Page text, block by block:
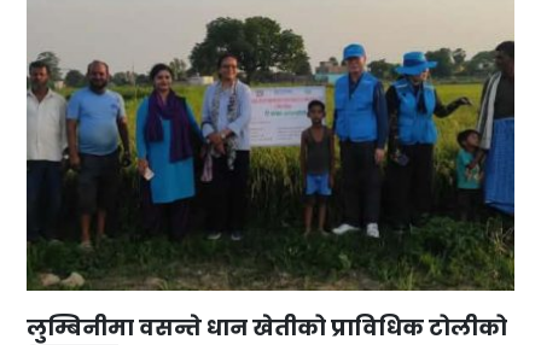
लुम्बिनीमा वसन्ते धान खेतीको प्राविधिक टोलीको